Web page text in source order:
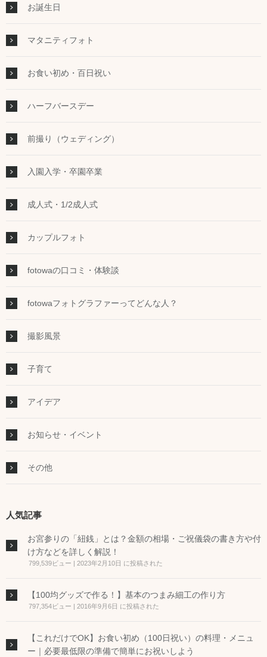
お誕生日
マタニティフォト
お食い初め・百日祝い
ハーフバースデー
前撮り（ウェディング）
入園入学・卒園卒業
成人式・1/2成人式
カップルフォト
fotowaの口コミ・体験談
fotowaフォトグラファーってどんな人？
撮影風景
子育て
アイデア
お知らせ・イベント
その他
人気記事
お宮参りの「紐銭」とは？金額の相場・ご祝儀袋の書き方や付
け方などを詳しく解説！
799,539ビュー 2023年2月10日 に投稿された
【100均グッズで作る！】基本のつまみ細工の作り方
797,354ビュー 2016年9月6日 に投稿された
【これだけでOK】お食い初め（100日祝い）の料理・メニュ
ー｜必要最低限の準備で簡単にお祝いしよう